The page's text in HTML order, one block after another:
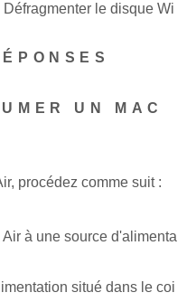
le disque Wi
UN MAC
procédez comme suit :
à une source d'alimenta
situé dans le coi